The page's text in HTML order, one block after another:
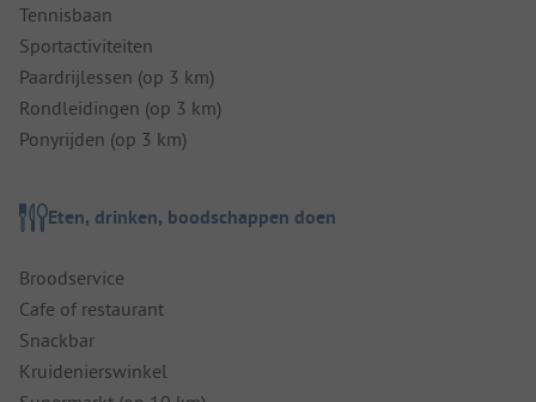
Tennisbaan
Sportactiviteiten
Paardrijlessen (op 3 km)
Rondleidingen (op 3 km)
Ponyrijden (op 3 km)
Eten, drinken, boodschappen doen
Broodservice
Cafe of restaurant
Snackbar
Kruidenierswinkel